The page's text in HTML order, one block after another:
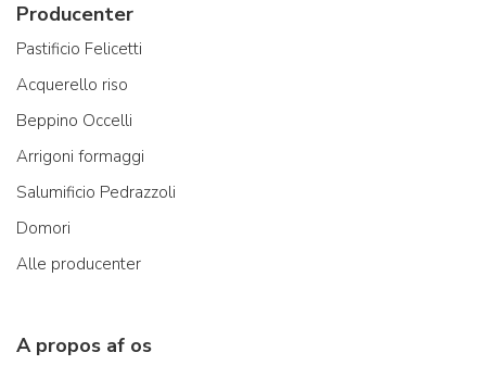
Producenter
Pastificio Felicetti
Acquerello riso
Beppino Occelli
Arrigoni formaggi
Salumificio Pedrazzoli
Domori
Alle producenter
A propos af os